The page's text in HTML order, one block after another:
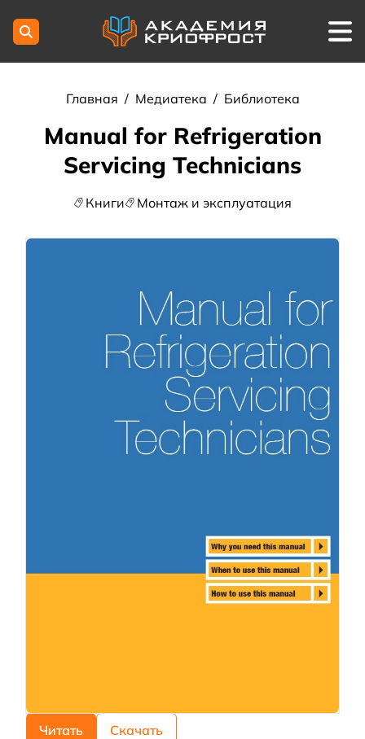
Главная / Медиатека / Библиотека
Manual for Refrigeration
Servicing Technicians
Книги Монтаж и эксплуатация
Читать Скачать